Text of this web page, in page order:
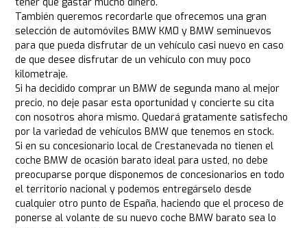
También queremos recordarle que ofrecemos una gran
selección de automóviles BMW KM0 y BMW seminuevos
para que pueda disfrutar de un vehículo casi nuevo en caso
de que desee disfrutar de un vehículo con muy poco
kilometraje.
Si ha decidido comprar un BMW de segunda mano al mejor
precio, no deje pasar esta oportunidad y concierte su cita
con nosotros ahora mismo. Quedará gratamente satisfecho
por la variedad de vehículos BMW que tenemos en stock.
Si en su concesionario local de Crestanevada no tienen el
coche BMW de ocasión barato ideal para usted, no debe
preocuparse porque disponemos de concesionarios en todo
el territorio nacional y podemos entregárselo desde
cualquier otro punto de España, haciendo que el proceso de
ponerse al volante de su nuevo coche BMW barato sea lo